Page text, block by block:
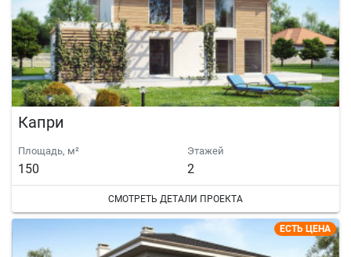
Капри
Площадь, м²
150
Этажей
2
СМОТРЕТЬ ДЕТАЛИ ПРОЕКТА
ЕСТЬ ЦЕНА